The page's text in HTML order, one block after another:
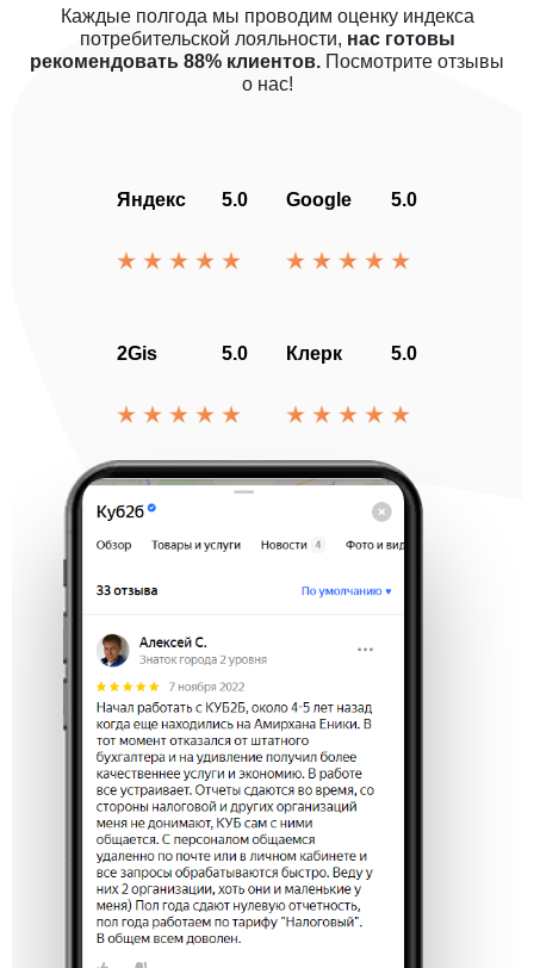
Каждые полгода мы проводим оценку индекса
потребительской лояльности, нас готовы
рекомендовать 88% клиентов. Посмотрите отзывы
о нас!
Яндекс 5.0 Google 5.0
2Gis 5.0 Клерк 5.0